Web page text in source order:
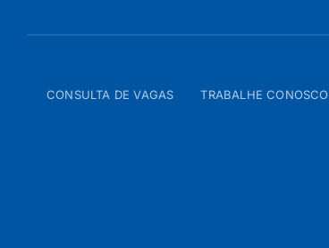
CONSULTA DE VAGAS TRABALHE CONOSCO